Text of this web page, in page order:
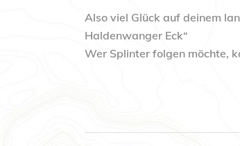
Also viel Glück auf deinem
Haldenwanger Eck“
Wer Splinter folgen möchte,